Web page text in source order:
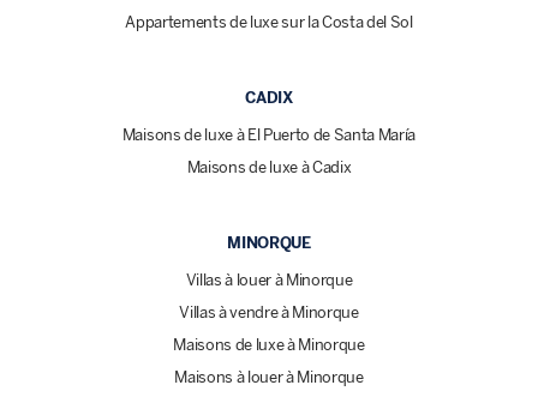
Appartements de luxe sur la Costa del Sol
CADIX
Maisons de luxe à El Puerto de Santa María
Maisons de luxe à Cadix
MINORQUE
Villas à louer à Minorque
Villas à vendre à Minorque
Maisons de luxe à Minorque
Maisons à louer à Minorque